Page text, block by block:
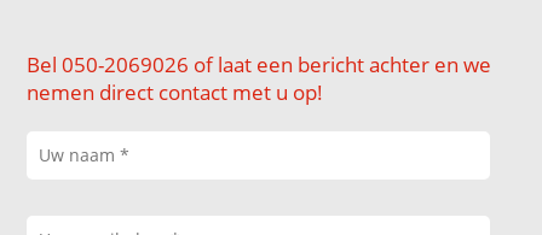
Bel 050-2069026 of laat een bericht achter en we
nemen direct contact met u op!